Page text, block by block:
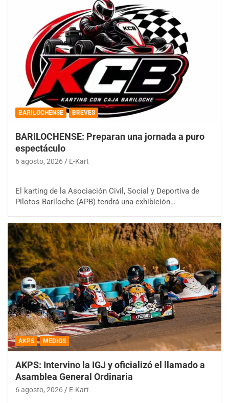
BARILOCHENSE BREVES
BARILOCHENSE: Preparan una jornada a puro
espectáculo
6 agosto, 2026 E-Kart
El karting de la Asociación Civil, Social y Deportiva de
Pilotos Bariloche (APB) tendrá una exhibición…
AKPS MEDIOS
AKPS: Intervino la IGJ y oficializó el llamado a
Asamblea General Ordinaria
6 agosto, 2026 E-Kart